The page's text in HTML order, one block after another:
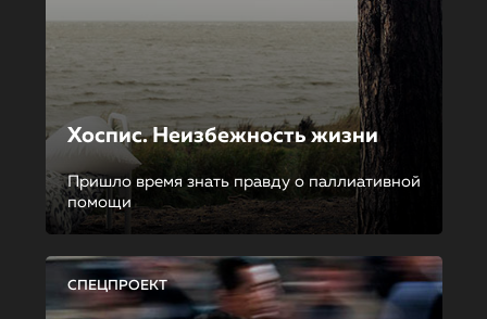
Хоспис. Неизбежность жизни
Пришло время знать правду о паллиативной
помощи
СПЕЦПРОЕКТ